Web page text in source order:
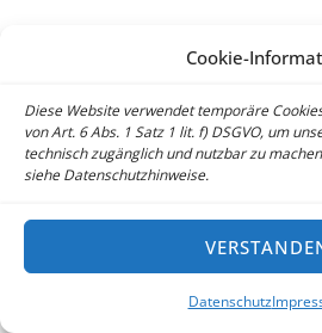
Cookie-
Diese Website verwendet temporäre
von Art. 6 Abs. 1 Satz 1 lit. f) DSGVO, um
technisch zugänglich und nutzbar zu
siehe Datenschutzhinweise.
Datenschutz